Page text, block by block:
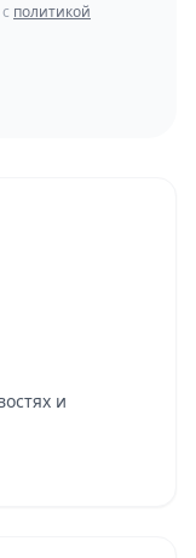
и
политикой